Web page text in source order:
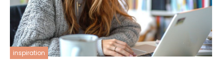
inspiration